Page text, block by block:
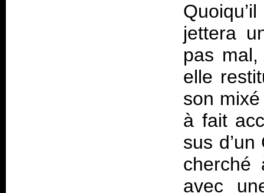
jettera
pas
elle
son
à fait
sus
cherché
avec